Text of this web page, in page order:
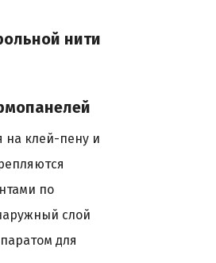
нити
на клей-пену и
по
слой
для